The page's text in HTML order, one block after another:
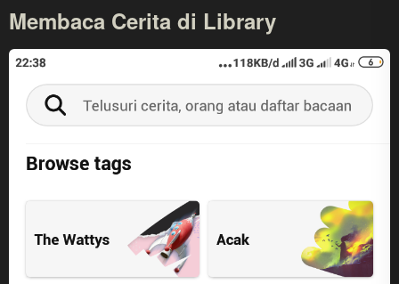
Membaca Cerita di Library